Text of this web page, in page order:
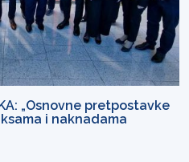
„Osnovne pretpostavke
i naknadama